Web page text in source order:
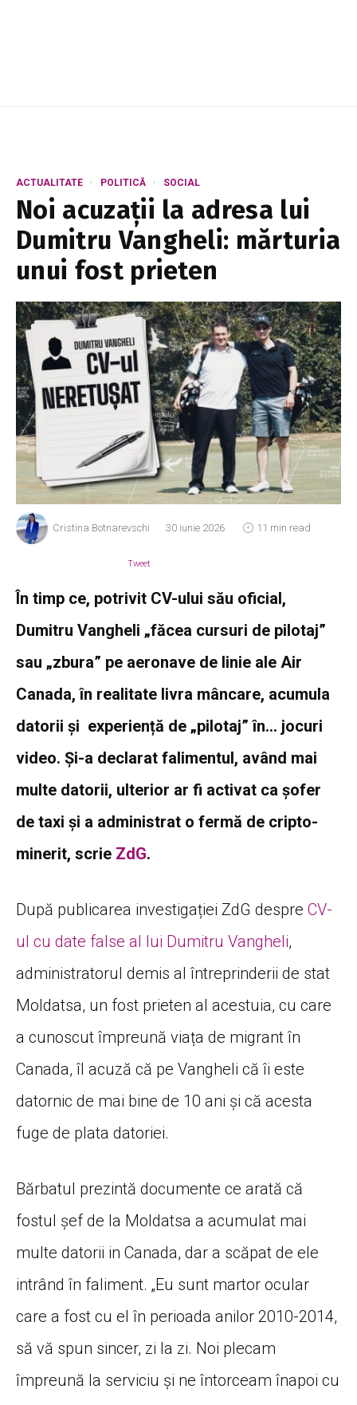
ACTUALITATE POLITICĂ SOCIAL
Noi acuzații la adresa lui
Dumitru Vangheli: mărturia
unui fost prieten
Cristina Botnarevschi 30 iunie 2026 11 min read
Tweet
În timp ce, potrivit CV-ului său oficial,
Dumitru Vangheli „făcea cursuri de pilotaj”
sau „zbura” pe aeronave de linie ale Air
Canada, în realitate livra mâncare, acumula
datorii și experiență de „pilotaj” în… jocuri
video. Și-a declarat falimentul, având mai
multe datorii, ulterior ar fi activat ca șofer
de taxi și a administrat o fermă de cripto-
minerit, scrie ZdG.
După publicarea investigației ZdG despre CV-
ul cu date false al lui Dumitru Vangheli,
administratorul demis al întreprinderii de stat
Moldatsa, un fost prieten al acestuia, cu care
a cunoscut împreună viața de migrant în
Canada, îl acuză că pe Vangheli că îi este
datornic de mai bine de 10 ani și că acesta
fuge de plata datoriei.
Bărbatul prezintă documente ce arată că
fostul șef de la Moldatsa a acumulat mai
multe datorii in Canada, dar a scăpat de ele
intrând în faliment. „Eu sunt martor ocular
care a fost cu el în perioada anilor 2010-2014,
să vă spun sincer, zi la zi. Noi plecam
împreună la serviciu și ne întorceam înapoi cu